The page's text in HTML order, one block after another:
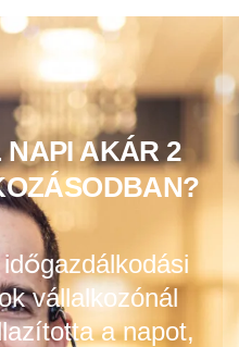
AKÁR 2
vállalkozónál
a napot,